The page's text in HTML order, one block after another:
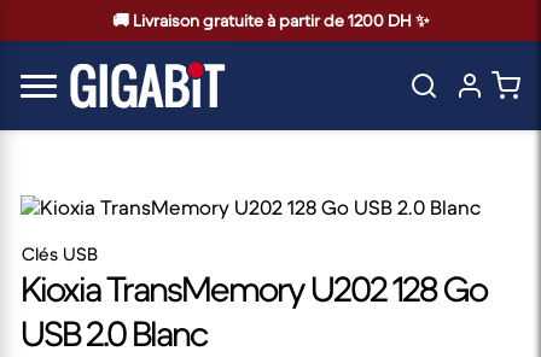
🚚 Livraison gratuite à partir de 1200 DH ✨
Clés USB
Kioxia TransMemory U202 128 Go
USB 2.0 Blanc